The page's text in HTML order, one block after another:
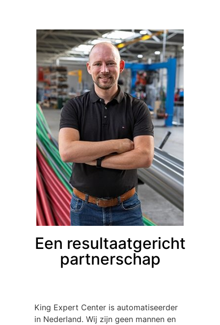
Een resultaatgericht
partnerschap
King Expert Center is automatiseerder
in Nederland. Wij zijn geen mannen en